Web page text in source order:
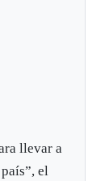
llevar a
el